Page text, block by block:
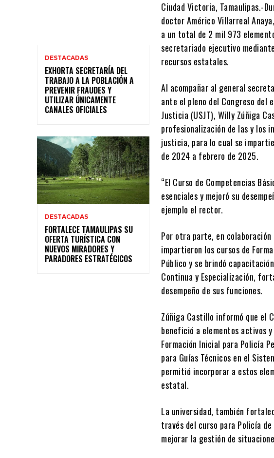
DESTACADAS
EXHORTA SECRETARÍA DEL
TRABAJO A LA POBLACIÓN A
PREVENIR FRAUDES Y
UTILIZAR ÚNICAMENTE
CANALES OFICIALES
DESTACADAS
FORTALECE TAMAULIPAS SU
OFERTA TURÍSTICA CON
NUEVOS MIRADORES Y
PARADORES ESTRATÉGICOS
Ciudad Victoria, Tamaulipas.-
doctor Américo Villarreal
a un total de 2 mil 973
secretariado ejecutivo
recursos estatales.
Al acompañar al general
ante el pleno del Congreso del
Justicia (USJT), Willy Zúñiga
profesionalización de las y los
justicia, para lo cual se
de 2024 a febrero de 2025.
“El Curso de Competencias
esenciales y mejoró su
ejemplo el rector.
Por otra parte, en colaboración
impartieron los cursos de
Público y se brindó
Continua y Especialización,
desempeño de sus funciones.
Zúñiga Castillo informó que el
benefició a elementos activos
Formación Inicial para Policía
para Guías Técnicos en el
permitió incorporar a estos
estatal.
La universidad, también
través del curso para Policía
mejorar la gestión de